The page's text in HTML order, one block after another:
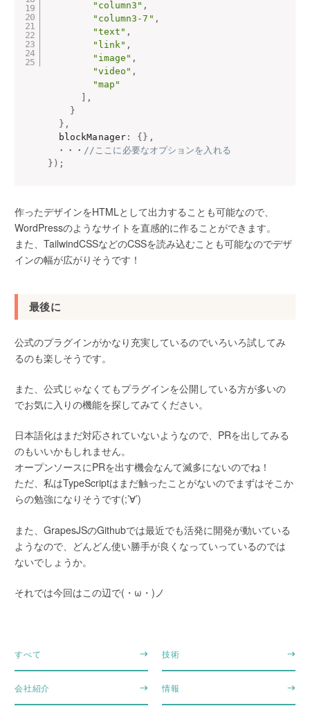
"column3" ,
"column3-7" ,
"text" ,
"link" ,
"image" ,
"video" ,
"map"
,
}
} ,
  blockManager
: { } ,
・・・ //ここに必要なオプションを入れる
} ) ;
作ったデザインをHTMLとして出力することも可能なので、
WordPressのようなサイトを直感的に作ることができます。
また、TailwindCSSなどのCSSを読み込むことも可能なのでデザ
インの幅が広がりそうです！
最後に
公式のプラグインがかなり充実しているのでいろいろ試してみ
るのも楽しそうです。
また、公式じゃなくてもプラグインを公開している方が多いの
でお気に入りの機能を探してみてください。
日本語化はまだ対応されていないようなので、PRを出してみる
のもいいかもしれません。
オープンソースにPRを出す機会なんて滅多にないのでね！
ただ、私はTypeScriptはまだ触ったことがないのでまずはそこか
らの勉強になりそうです(;’∀’)
また、GrapesJSのGithubでは最近でも活発に開発が動いている
ようなので、どんどん使い勝手が良くなっていっているのでは
ないでしょうか。
それでは今回はこの辺で(・ω・)ノ
すべて 技術
会社紹介 情報